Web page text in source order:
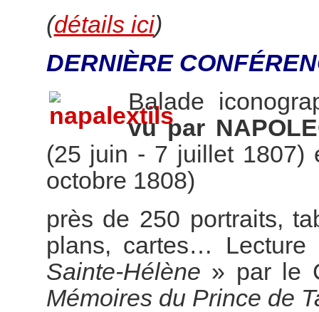
(détails ici)
DERNIÈRE
Balade
vu par
(25 juin - 7 juillet
octobre 1808)
près de 250 portraits,
plans, cartes…
Sainte-Hélène » par le
Mémoires du Prince de